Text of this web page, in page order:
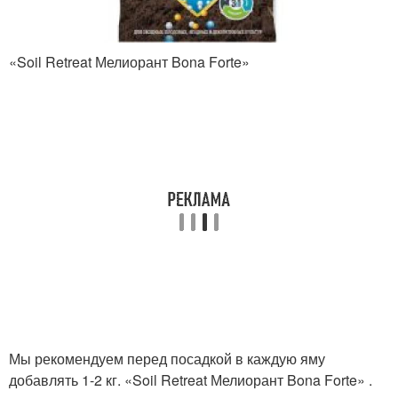
«Soil Retreat Мелиорант Bona Forte»
Мы рекомендуем перед посадкой в каждую яму
добавлять 1-2 кг. «Soil Retreat Мелиорант Bona Forte» .